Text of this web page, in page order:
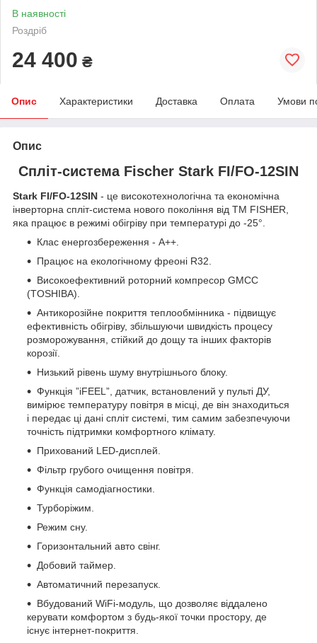
В наявності
Роздріб
24 400 ₴
Опис Характеристики Доставка Оплата Умови
Опис
Спліт-система Fischer Stark FI/FO-12SIN
Stark FI/FO-12SIN - це високотехнологічна та економічна
інверторна спліт-система нового покоління від TM FISHER,
яка працює в режимі обігріву при температурі до -25°.
Клас енергозбереження - А++.
Працює на екологічному фреоні R32.
Високоефективний роторний компресор GMCC
(TOSHIBA).
Антикорозійне покриття теплообмінника - підвищує
ефективність обігріву, збільшуючи швидкість процесу
розморожування, стійкий до дощу та інших факторів
корозії.
Низький рівень шуму внутрішнього блоку.
Функція ”iFEEL”, датчик, встановлений у пульті ДУ,
вимірює температуру повітря в місці, де він знаходиться
і передає ці дані спліт системі, тим самим забезпечуючи
точність підтримки комфортного клімату.
Прихований LED-дисплей.
Фільтр грубого очищення повітря.
Функція самодіагностики.
Турборіжим.
Режим сну.
Горизонтальний авто свінг.
Добовий таймер.
Автоматичний перезапуск.
Вбудований WiFi-модуль, що дозволяє віддалено
керувати комфортом з будь-якої точки простору, де
існує інтернет-покриття.